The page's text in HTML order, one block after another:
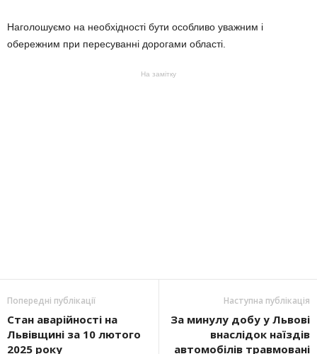
Наголошуємо на необхiдностi бути особливо уважним i
обережним при пересуваннi дорогами областi.
На замітку
Попередні публікації
Стан аварійності на
Львівщині за 10 лютого
2025 року
Наступна публікація
За минулу добу у Львові
внаслідок наїздів
автомобілів травмовані